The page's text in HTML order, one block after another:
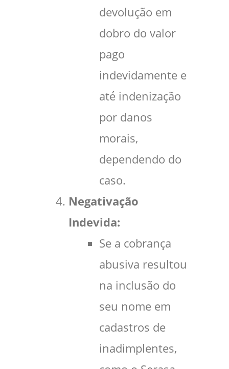
devolução em
dobro do valor
pago
indevidamente e
até indenização
por danos
morais,
dependendo do
caso.
Negativação
Indevida:
Se a cobrança
abusiva resultou
na inclusão do
seu nome em
cadastros de
inadimplentes,